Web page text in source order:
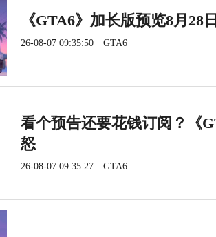
《GTA6》加长版预览8月28
26-08-07 09:35:50 GTA6
看个预告还要花钱订阅？《
怒
26-08-07 09:35:27 GTA6